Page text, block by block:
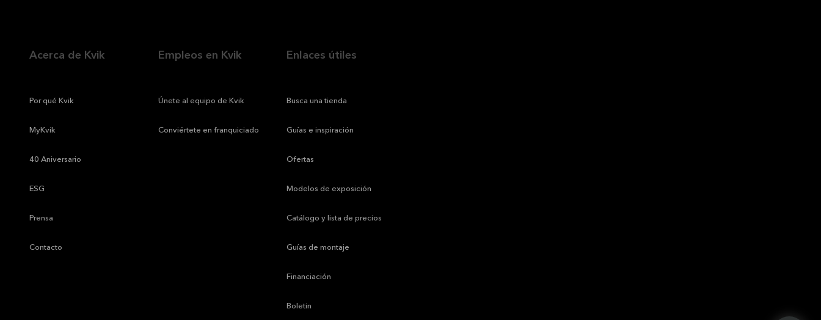
Acerca de Kvik
Por qué Kvik
MyKvik
40 Aniversario
ESG
Prensa
Contacto
Empleos en Kvik
Únete al equipo de Kvik
Conviértete en franquiciado
Enlaces útiles
Busca una tienda
—Guías e inspiración
—Ofertas
Modelos de exposición
—Catálogo y lista de precios
—Guías de montaje
Financiación
Boletin